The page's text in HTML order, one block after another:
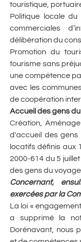
touristique,
Politique locale
commerciales
délibération du
Promotion du
tourisme sans
une compétence
avec les
de coopération
Accueil des gens
Création,
d'accueil des
locatifs définis aux
2000-614 du 5
des gens du
Concernant,
exercées par la
La loi «
a supprimé la
Dorénavant, nous